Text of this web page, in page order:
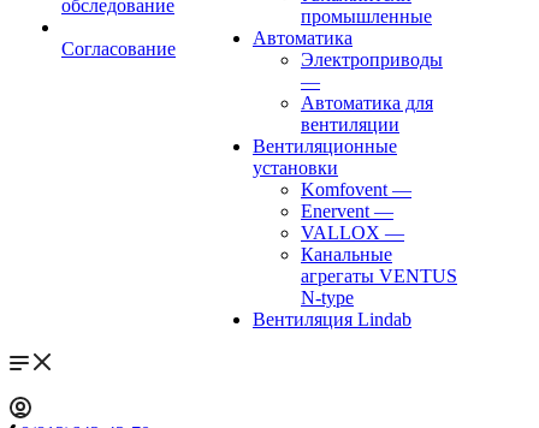
обследование
Согласование
промышленные
Автоматика
Электроприводы
—
Автоматика для
вентиляции
Вентиляционные
установки
Komfovent —
Enervent —
VALLOX —
Канальные
агрегаты VENTUS
N-type
Вентиляция Lindab